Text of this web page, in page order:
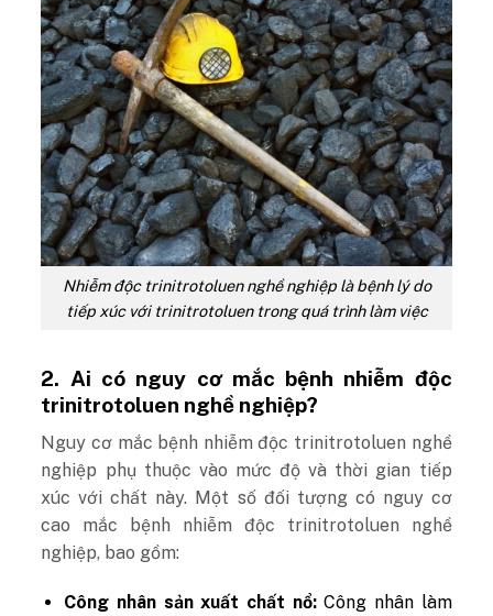
Nhiễm độc trinitrotoluen nghề nghiệp là bệnh lý do
tiếp xúc với trinitrotoluen trong quá trình làm việc
2. Ai có nguy cơ mắc bệnh nhiễm độc
trinitrotoluen nghề nghiệp?
Nguy cơ mắc bệnh nhiễm độc trinitrotoluen nghề
nghiệp phụ thuộc vào mức độ và thời gian tiếp
xúc với chất này. Một số đối tượng có nguy cơ
cao mắc bệnh nhiễm độc trinitrotoluen nghề
nghiệp, bao gồm:
Công nhân sản xuất chất nổ:Công nhân làm